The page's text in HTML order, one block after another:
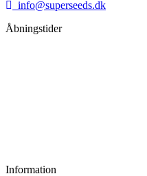
info@superseeds.dk
Åbningstider
Information